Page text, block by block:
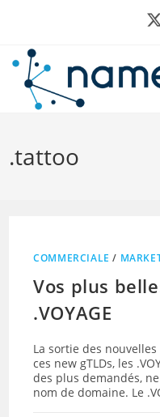
.tattoo
COMMERCIALE /
Vos plus
.VOYAGE
La sortie des
ces new gTLDs, les
des plus demandés,
nom de domaine. Le